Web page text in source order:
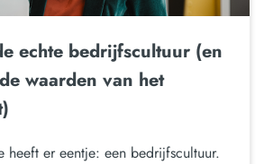
echte bedrijfscultuur (en
waarden van het
heeft er eentje: een bedrijfscultuur.